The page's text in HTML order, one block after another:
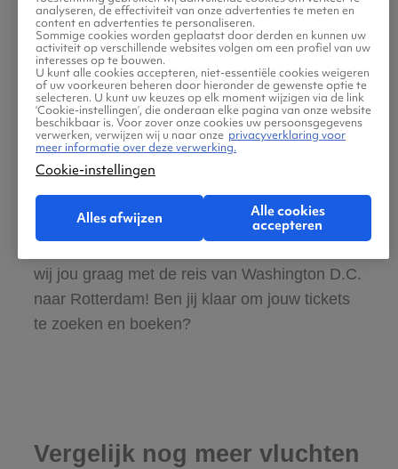
Boek ook direct een hotel of huurauto voor
in Rotterdam
Gratis tips, reisadvies en speciale
aanbiedingen voor vliegtickets Washington
D.C. naar Rotterdam
Wij vinden dat de zoektocht naar vliegtickets
wij jou graag met de reis van Washington D.C.
naar Rotterdam! Ben jij klaar om jouw tickets
te zoeken en boeken?
Vergelijk nog meer vluchten
analyseren, de effectiviteit van onze advertenties te meten en
content en advertenties te personaliseren.
Sommige cookies worden geplaatst door derden en kunnen uw
activiteit op verschillende websites volgen om een profiel van uw
interesses op te bouwen.
U kunt alle cookies accepteren, niet-essentiële cookies weigeren
of uw voorkeuren beheren door hieronder de gewenste optie te
selecteren. U kunt uw keuzes op elk moment wijzigen via de link
‘Cookie-instellingen’, die onderaan elke pagina van onze website
beschikbaar is. Voor zover onze cookies uw persoonsgegevens
verwerken, verwijzen wij u naar onze privacyverklaring voor
meer informatie over deze verwerking.
Cookie-instellingen
Alles afwijzen
Alle cookies
accepteren